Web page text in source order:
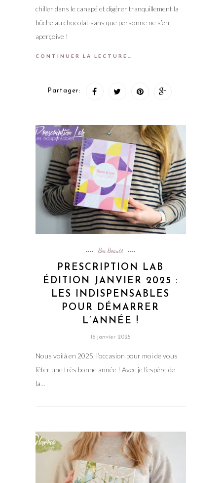
chiller dans le canapé et digérer tranquillement la
bûche au chocolat sans que personne ne s’en
aperçoive !
CONTINUER LA LECTURE…
Partager:
Box Beauté
PRESCRIPTION LAB
ÉDITION JANVIER 2025 :
LES INDISPENSABLES
POUR DÉMARRER
L’ANNÉE !
16 janvier 2025
Nous voilà en 2025, l’occasion pour moi de vous
fêter une très bonne année ! Avec je l’espère de
la…